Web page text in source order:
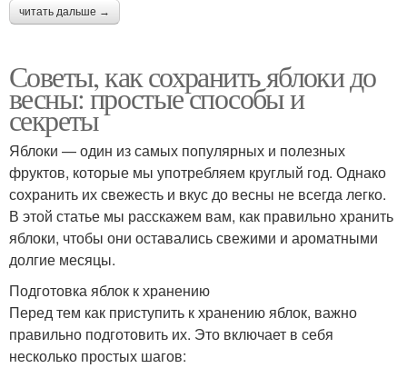
читать дальше →
Советы, как сохранить яблоки до
весны: простые способы и
секреты
Яблоки — один из самых популярных и полезных
фруктов, которые мы употребляем круглый год. Однако
сохранить их свежесть и вкус до весны не всегда легко.
В этой статье мы расскажем вам, как правильно хранить
яблоки, чтобы они оставались свежими и ароматными
долгие месяцы.
Подготовка яблок к хранению
Перед тем как приступить к хранению яблок, важно
правильно подготовить их. Это включает в себя
несколько простых шагов: